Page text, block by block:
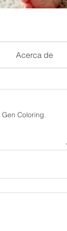
Acerca de
Gen Coloring.